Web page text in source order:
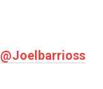
@Joelbarrioss